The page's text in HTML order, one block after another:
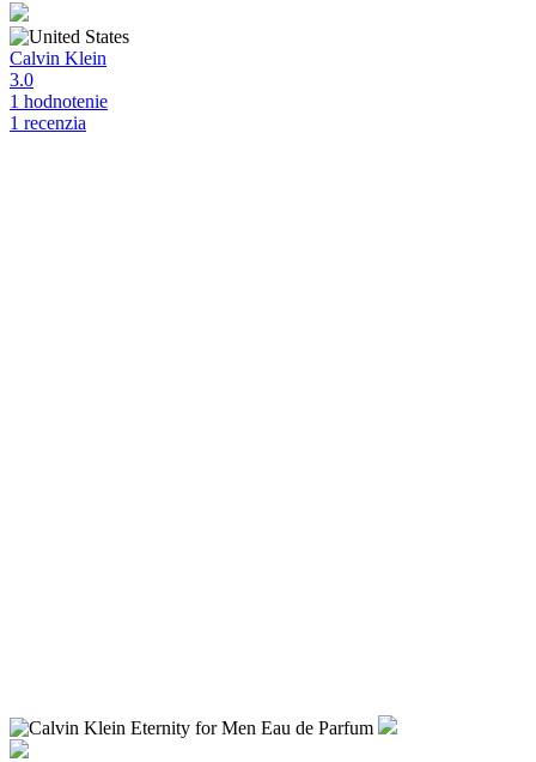
Calvin Klein
3.0
1 hodnotenie
1 recenzia